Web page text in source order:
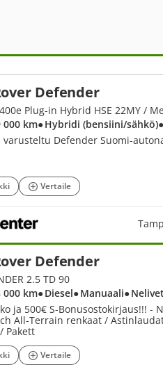
Defender
000 km● Hybridi (bensiini/sähkö)
varusteltu Defender Suomi-
Vertaile
Defender
2.5 TD 90
000 km● Diesel● Manuaali●
ja 500€ S-Bonusostokirjaus!!! -
All-Terrain renkaat /
Pakett
Vertaile